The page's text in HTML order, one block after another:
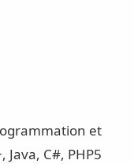
et
Java, C#, PHP5